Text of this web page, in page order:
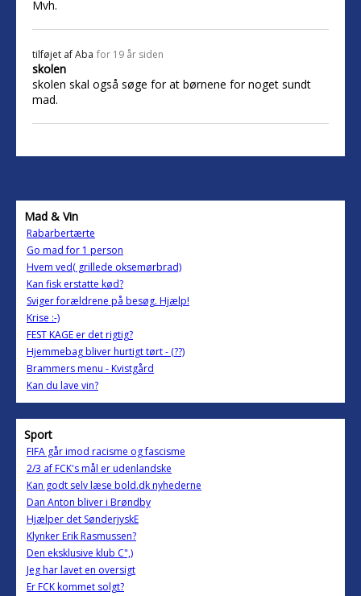
Mvh.
tilføjet afAba for 19 år siden
skolen
skolen skal også søge for at børnene for noget sundt
mad.
Mad & Vin
Rabarbertærte
Go mad for 1 person
Hvem ved( grillede oksemørbrad)
Kan fisk erstatte kød?
Sviger forældrene på besøg. Hjælp!
Krise :-)
FEST KAGE er det rigtig?
Hjemmebag bliver hurtigt tørt - (??)
Brammers menu - Kvistgård
Kan du lave vin?
Sport
FIFA går imod racisme og fascisme
2/3 af FCK's mål er udenlandske
Kan godt selv læse bold.dk nyhederne
Dan Anton bliver i Brøndby
Hjælper det SønderjyskE
Klynker Erik Rasmussen?
Den eksklusive klub C",)
Jeg har lavet en oversigt
Er FCK kommet solgt?